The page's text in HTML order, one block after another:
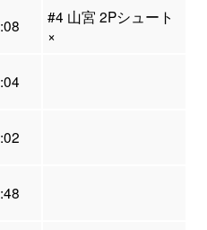
#4 山宮 2Pシュート
×